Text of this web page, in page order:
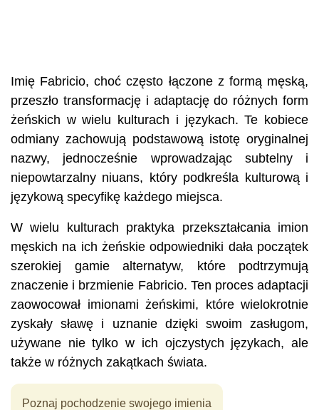
Imię Fabricio, choć często łączone z formą męską,
przeszło transformację i adaptację do różnych form
żeńskich w wielu kulturach i językach. Te kobiece
odmiany zachowują podstawową istotę oryginalnej
nazwy, jednocześnie wprowadzając subtelny i
niepowtarzalny niuans, który podkreśla kulturową i
językową specyfikę każdego miejsca.
W wielu kulturach praktyka przekształcania imion
męskich na ich żeńskie odpowiedniki dała początek
szerokiej gamie alternatyw, które podtrzymują
znaczenie i brzmienie Fabricio. Ten proces adaptacji
zaowocował imionami żeńskimi, które wielokrotnie
zyskały sławę i uznanie dzięki swoim zasługom,
używane nie tylko w ich ojczystych językach, ale
także w różnych zakątkach świata.
Poznaj pochodzenie swojego imienia